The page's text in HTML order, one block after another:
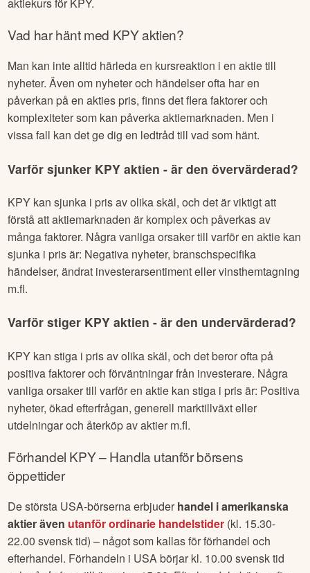
Vad har hänt med KPYaktien?
Man kan inte alltid härleda en kursreaktion i en aktie till
nyheter. Även om nyheter och händelser ofta har en
påverkan på en akties pris, finns det flera faktorer och
komplexiteter som kan påverka aktiemarknaden. Men i
vissa fall kan det ge dig en ledtråd till vad som hänt.
Varför sjunker KPY aktien - är den övervärderad?
KPY kan sjunka i pris av olika skäl, och det är viktigt att
förstå att aktiemarknaden är komplex och påverkas av
många faktorer. Några vanliga orsaker till varför en aktie kan
sjunka i pris är: Negativa nyheter, branschspecifika
händelser, ändrat investerarsentiment eller vinsthemtagning
m.fl.
Varför stiger KPY aktien - är den undervärderad?
KPY kan stiga i pris av olika skäl, och det beror ofta på
positiva faktorer och förväntningar från investerare. Några
vanliga orsaker till varför en aktie kan stiga i pris är: Positiva
nyheter, ökad efterfrågan, generell marktillväxt eller
utdelningar och återköp av aktier m.fl.
Förhandel KPY– Handla utanför börsens
öppettider
De största USA-börserna erbjuder handel i amerikanska
aktier även utanför ordinarie handelstider (kl. 15.30-
22.00 svensk tid) – något som kallas för förhandel och
efterhandel. Förhandeln i USA börjar kl. 10.00 svensk tid